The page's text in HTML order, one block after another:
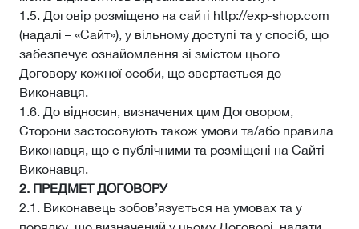
1.5. Договір розміщено на сайті http://exp-shop.com
(надалі – «Сайт»), у вільному доступі та у спосіб, що
забезпечує ознайомлення зі змістом цього
Договору кожної особи, що звертається до
Виконавця.
1.6. До відносин, визначених цим Договором,
Сторони застосовують також умови та/або правила
Виконавця, що є публічними та розміщені на Сайті
Виконавця.
2. ПРЕДМЕТ ДОГОВОРУ
2.1. Виконавець зобов’язується на умовах та у